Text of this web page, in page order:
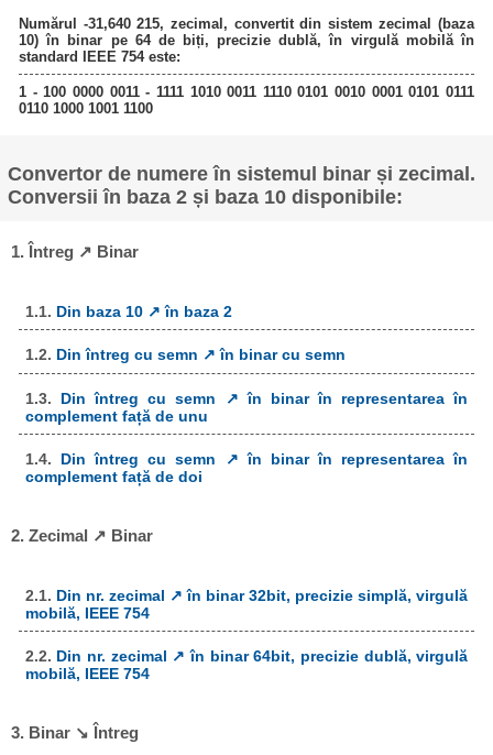
Numărul -31,640 215, zecimal, convertit din sistem zecimal (baza
10) în binar pe 64 de biți, precizie dublă, în virgulă mobilă în
standard IEEE 754 este:
1 - 100 0000 0011 - 1111 1010 0011 1110 0101 0010 0001 0101 0111
0110 1000 1001 1100
Convertor de numere în sistemul binar și zecimal.
Conversii în baza 2 și baza 10 disponibile:
1. Întreg ↗ Binar
1.1. Din baza 10 ↗ în baza 2
1.2. Din întreg cu semn ↗ în binar cu semn
1.3. Din întreg cu semn ↗ în binar în representarea în
complement față de unu
1.4. Din întreg cu semn ↗ în binar în representarea în
complement față de doi
2. Zecimal ↗ Binar
2.1. Din nr. zecimal ↗ în binar 32bit, precizie simplă, virgulă
mobilă, IEEE 754
2.2. Din nr. zecimal ↗ în binar 64bit, precizie dublă, virgulă
mobilă, IEEE 754
3. Binar ↘ Întreg